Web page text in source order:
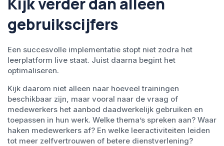
gebruikscijfers
Een succesvolle implementatie stopt niet zodra het
leerplatform live staat. Juist daarna begint het
optimaliseren.
Kijk daarom niet alleen naar hoeveel trainingen
beschikbaar zijn, maar vooral naar de vraag of
medewerkers het aanbod daadwerkelijk gebruiken en
toepassen in hun werk. Welke thema’s spreken aan? Waar
haken medewerkers af? En welke leeractiviteiten leiden
tot meer zelfvertrouwen of betere dienstverlening?